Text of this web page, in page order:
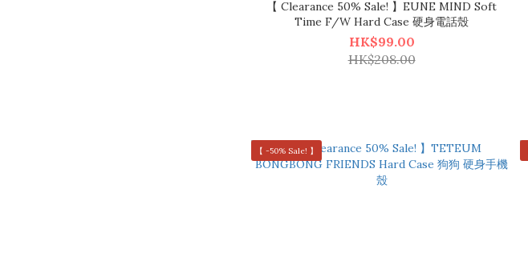
【 Clearance 50% Sale! 】EUNE MIND Soft
Time F/W Hard Case 硬身電話殼
HK$99.00
HK$208.00
【 -50% Sale! 】